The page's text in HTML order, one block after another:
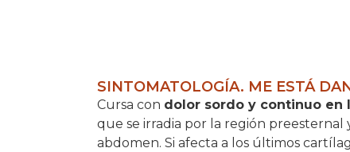
SINTOMATOLOGÍA. ME ESTÁ
Cursa con dolor sordo y continuo en
que se irradia por la región preesternal
abdomen. Si afecta a los últimos